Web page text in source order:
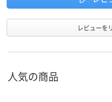
レビューを
人気の商品